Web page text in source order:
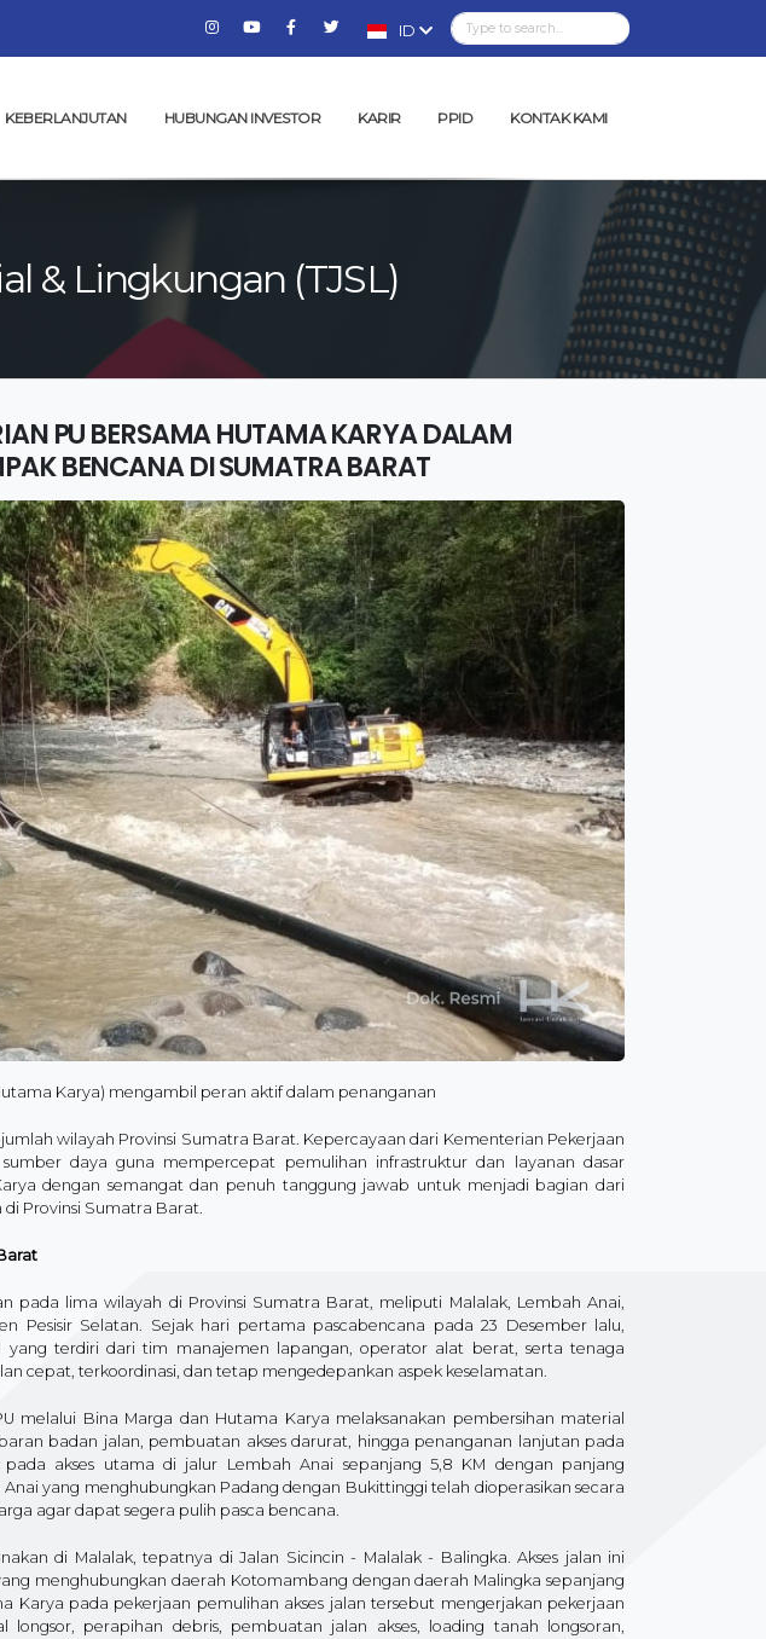
ID
KEBERLANJUTAN HUBUNGAN INVESTOR KARIR PPID KONTAK KAMI
& Lingkungan (TJSL)
PU BERSAMA HUTAMA KARYA DALAM
BENCANA DI SUMATRA BARAT
Karya) mengambil peran aktif dalam penanganan
wilayah Provinsi Sumatra Barat. Kepercayaan dari Kementerian Pekerjaan
daya guna mempercepat pemulihan infrastruktur dan layanan dasar
dengan semangat dan penuh tanggung jawab untuk menjadi bagian dari
Provinsi Sumatra Barat.
pada lima wilayah di Provinsi Sumatra Barat, meliputi Malalak, Lembah Anai,
Pesisir Selatan. Sejak hari pertama pascabencana pada 23 Desember lalu,
yang terdiri dari tim manajemen lapangan, operator alat berat, serta tenaga
cepat, terkoordinasi, dan tetap mengedepankan aspek keselamatan.
melalui Bina Marga dan Hutama Karya melaksanakan pembersihan material
badan jalan, pembuatan akses darurat, hingga penanganan lanjutan pada
akses utama di jalur Lembah Anai sepanjang 5,8 KM dengan panjang
yang menghubungkan Padang dengan Bukittinggi telah dioperasikan secara
agar dapat segera pulih pasca bencana.
di Malalak, tepatnya di Jalan Sicincin - Malalak - Balingka. Akses jalan ini
menghubungkan daerah Kotomambang dengan daerah Malingka sepanjang
Karya pada pekerjaan pemulihan akses jalan tersebut mengerjakan pekerjaan
longsor, perapihan debris, pembuatan jalan akses, loading tanah longsoran,